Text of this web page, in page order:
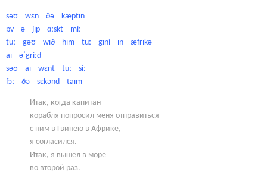
səʊ wɛn ðə kæptɪn
ɒv ə ʃɪp ɑːskt miː
tuː gəʊ wɪð hɪm tuː gɪni ɪn æfrɪkə
aɪ əˈgriːd
səʊ aɪ wɛnt tuː siː
fɔː ðə sɛkənd taɪm
Итак, когда капитан
корабля попросил меня отправиться
с ним в Гвинею в Африке,
я согласился.
Итак, я вышел в море
во второй раз.